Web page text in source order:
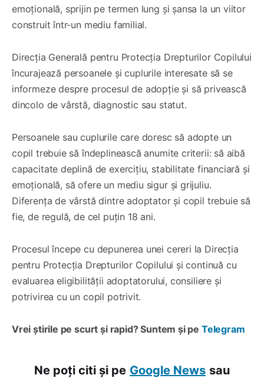
emoțională, sprijin pe termen lung și șansa la un viitor
construit într-un mediu familial.
Direcția Generală pentru Protecția Drepturilor Copilului
încurajează persoanele și cuplurile interesate să se
informeze despre procesul de adopție și să privească
dincolo de vârstă, diagnostic sau statut.
Persoanele sau cuplurile care doresc să adopte un
copil trebuie să îndeplinească anumite criterii: să aibă
capacitate deplină de exercițiu, stabilitate financiară și
emoțională, să ofere un mediu sigur și grijuliu.
Diferența de vârstă dintre adoptator și copil trebuie să
fie, de regulă, de cel puțin 18 ani.
Procesul începe cu depunerea unei cereri la Direcția
pentru Protecția Drepturilor Copilului și continuă cu
evaluarea eligibilității adoptatorului, consiliere și
potrivirea cu un copil potrivit.
Vrei știrile pe scurt și rapid? Suntem și pe Telegram
Ne poți citi și pe Google News sau